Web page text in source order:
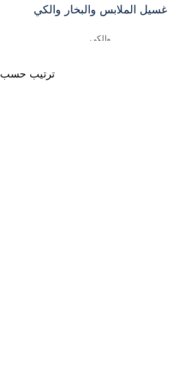
غسيل الملابس والبخار والكي
ترتيب حسب